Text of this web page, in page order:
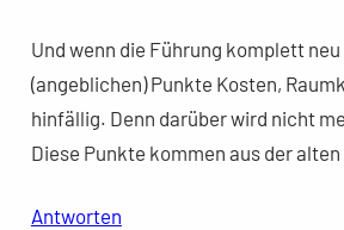
Und wenn die Führung komplett
(angeblichen) Punkte Kosten,
hinfällig. Denn darüber wird nicht
Diese Punkte kommen aus der
Antworten